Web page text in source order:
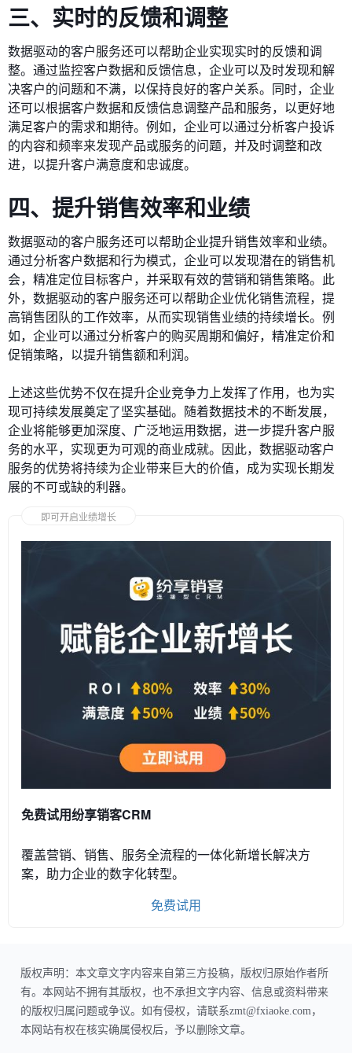
三、实时的反馈和调整
数据驱动的客户服务还可以帮助企业实现实时的反馈和调
整。通过监控客户数据和反馈信息，企业可以及时发现和解
决客户的问题和不满，以保持良好的客户关系。同时，企业
还可以根据客户数据和反馈信息调整产品和服务，以更好地
满足客户的需求和期待。例如，企业可以通过分析客户投诉
的内容和频率来发现产品或服务的问题，并及时调整和改
进，以提升客户满意度和忠诚度。
四、提升销售效率和业绩
数据驱动的客户服务还可以帮助企业提升销售效率和业绩。
通过分析客户数据和行为模式，企业可以发现潜在的销售机
会，精准定位目标客户，并采取有效的营销和销售策略。此
外，数据驱动的客户服务还可以帮助企业优化销售流程，提
高销售团队的工作效率，从而实现销售业绩的持续增长。例
如，企业可以通过分析客户的购买周期和偏好，精准定价和
促销策略，以提升销售额和利润。
上述这些优势不仅在提升企业竞争力上发挥了作用，也为实
现可持续发展奠定了坚实基础。随着数据技术的不断发展，
企业将能够更加深度、广泛地运用数据，进一步提升客户服
务的水平，实现更为可观的商业成就。因此，数据驱动客户
服务的优势将持续为企业带来巨大的价值，成为实现长期发
展的不可或缺的利器。
即可开启业绩增长
免费试用纷享销客CRM
覆盖营销、销售、服务全流程的一体化新增长解决方
案，助力企业的数字化转型。
免费试用
版权声明：本文章文字内容来自第三方投稿，版权归原始作者所
有。本网站不拥有其版权，也不承担文字内容、信息或资料带来
的版权归属问题或争议。如有侵权，请联系zmt@fxiaoke.com，
本网站有权在核实确属侵权后，予以删除文章。